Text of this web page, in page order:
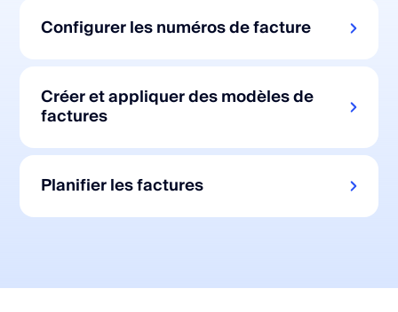
Configurer les numéros de facture
Créer et appliquer des modèles de
factures
Planifier les factures